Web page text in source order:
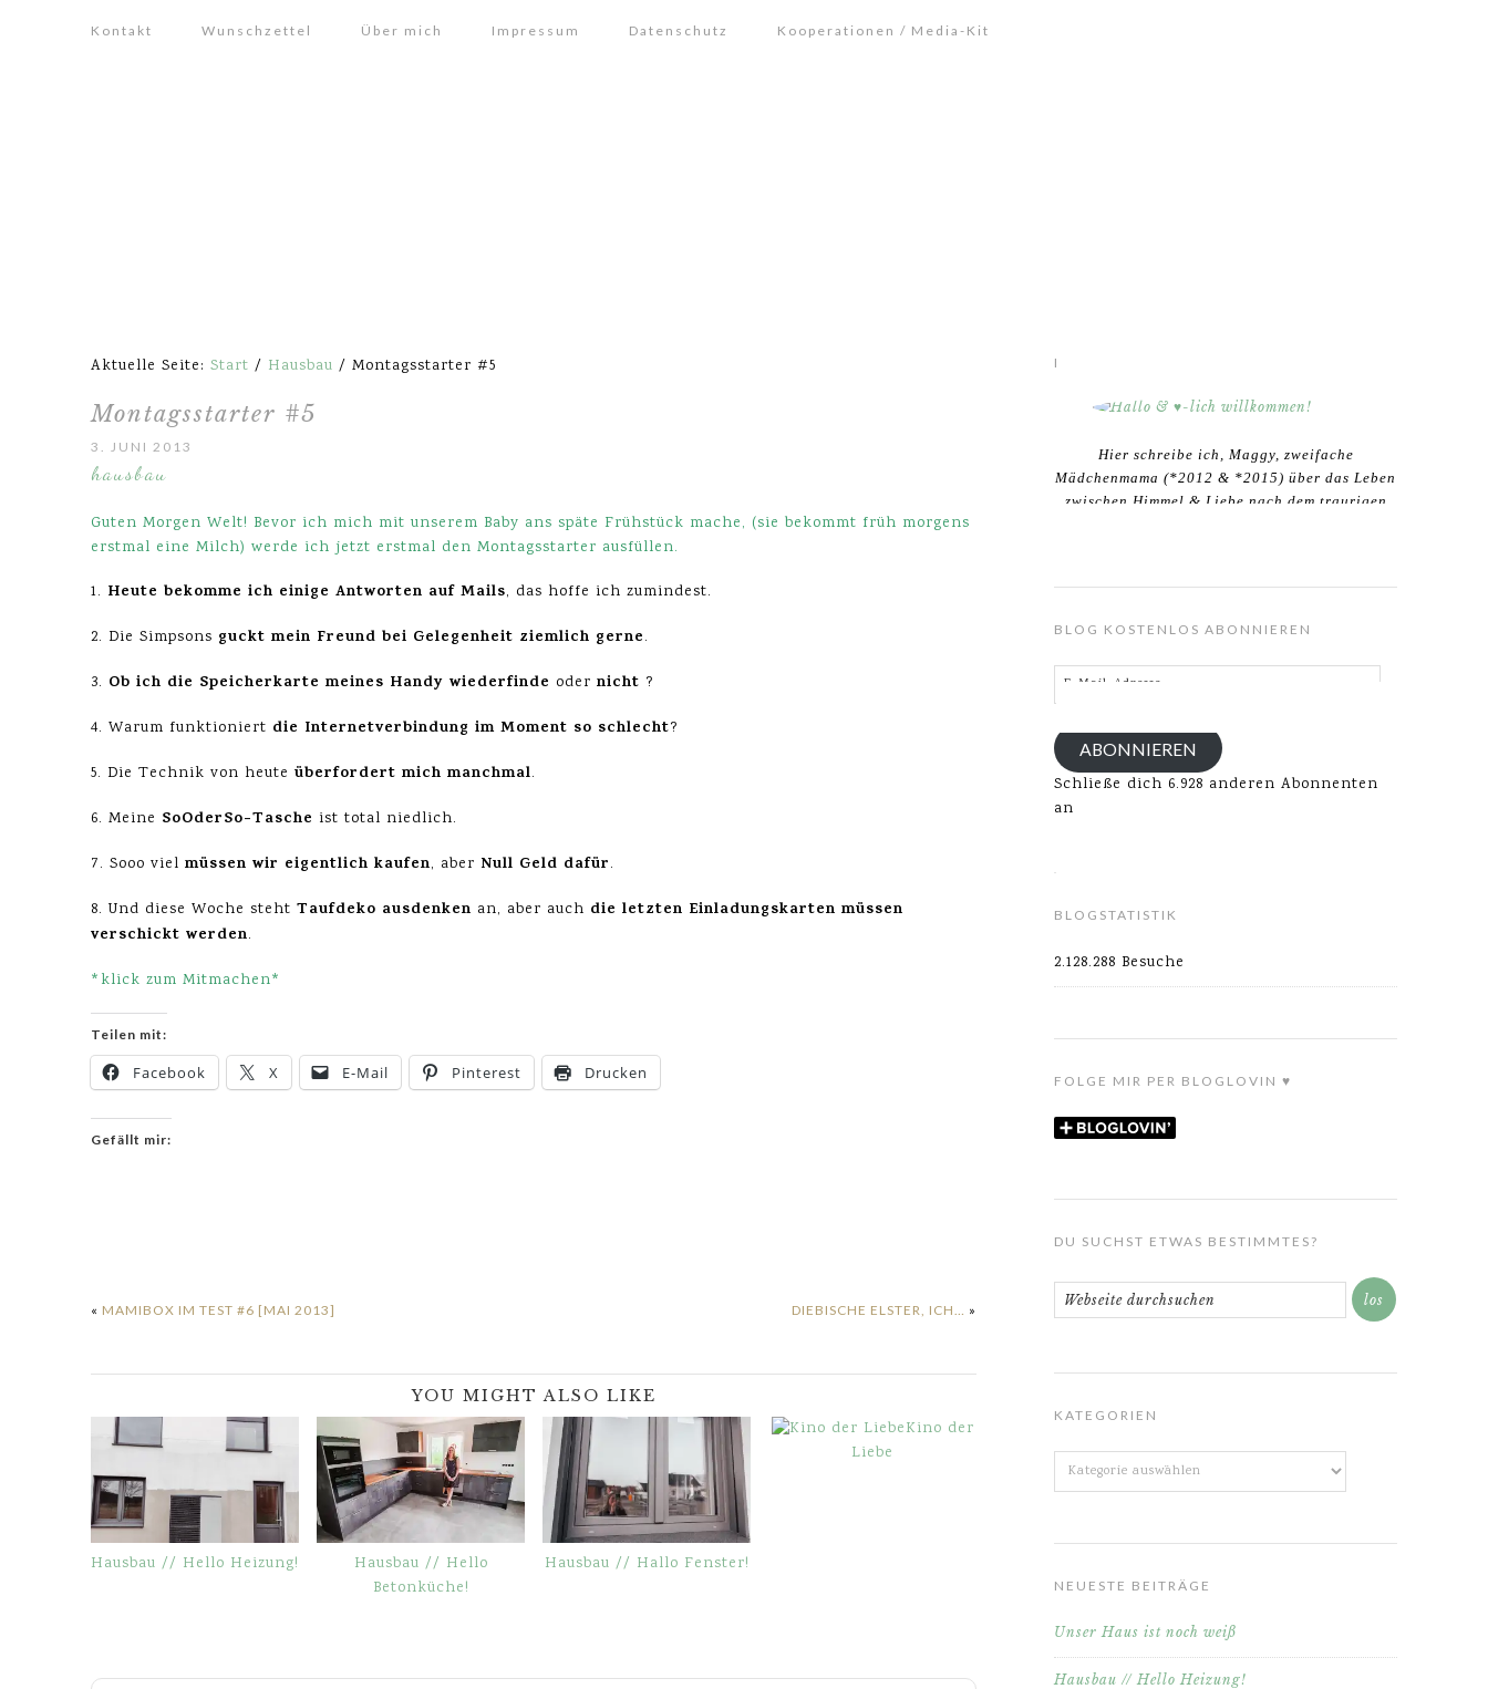
Kontakt Wunschzettel Über mich Impressum Datenschutz Kooperationen / Media-Kit
Aktuelle Seite: Start / Hausbau / Montagsstarter #5
Montagsstarter #5
3. JUNI 2013
hausbau
Guten Morgen Welt! Bevor ich mich mit unserem Baby ans späte Frühstück mache, (sie bekommt früh morgens
erstmal eine Milch) werde ich jetzt erstmal den Montagsstarter ausfüllen.
1. Heute bekomme ich einige Antworten auf Mails, das hoffe ich zumindest.
2. Die Simpsons guckt mein Freund bei Gelegenheit ziemlich gerne.
3. Ob ich die Speicherkarte meines Handy wiederfinde oder nicht ?
4. Warum funktioniert die Internetverbindung im Moment so schlecht?
5. Die Technik von heute überfordert mich manchmal.
6. Meine SoOderSo-Tasche ist total niedlich.
7. Sooo viel müssen wir eigentlich kaufen, aber Null Geld dafür.
8. Und diese Woche steht Taufdeko ausdenken an, aber auch die letzten Einladungskarten müssen
verschickt werden.
*klick zum Mitmachen*
Teilen mit:
Facebook X E-Mail Pinterest Drucken
Gefällt mir:
« MAMIBOX IM TEST #6 [MAI 2013] DIEBISCHE ELSTER, ICH… »
YOU MIGHT ALSO LIKE
Hausbau // Hello Heizung!
Hausbau // Hello
Betonküche!
Hausbau // Hallo Fenster!
Kino der
Liebe
HALLO & ♥-LICH WILLKOMMEN!
Hier schreibe ich, Maggy, zweifache
Mädchenmama (*2012 & *2015) über das Leben
zwischen Himmel & Liebe nach dem traurigen
BLOG KOSTENLOS ABONNIEREN
E-
Mail-
ABONNIEREN
Schließe dich 6.928 anderen Abonnenten
an
BLOGSTATISTIK
2.128.288 Besuche
FOLGE MIR PER BLOGLOVIN ♥
DU SUCHST ETWAS BESTIMMTES?
KATEGORIEN
Kategorien
NEUESTE BEITRÄGE
Unser Haus ist noch weiß
Hausbau // Hello Heizung!